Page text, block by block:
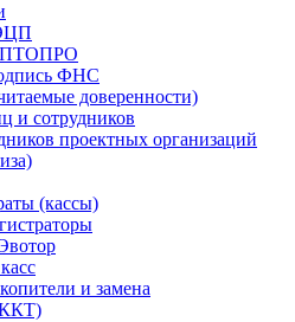
ФНС
доверенности)
и сотрудников
проектных организаций
(кассы)
и замена